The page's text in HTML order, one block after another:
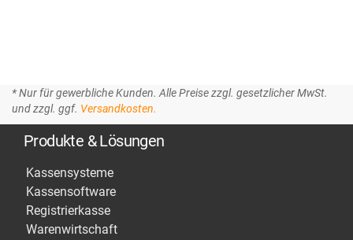
* Nur für gewerbliche Kunden. Alle Preise zzgl. gesetzlicher MwSt.
und zzgl. ggf. Versandkosten.
Produkte & Lösungen
Kassensysteme
Kassensoftware
Registrierkasse
Warenwirtschaft